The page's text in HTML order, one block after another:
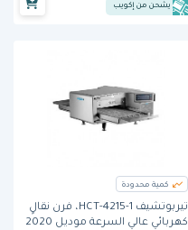
يشحن من إكويب
كمية محدودة
تيربوتشيف HCT-4215-1، فرن نقالٍ
كهربائي عالي السرعة موديل 2020